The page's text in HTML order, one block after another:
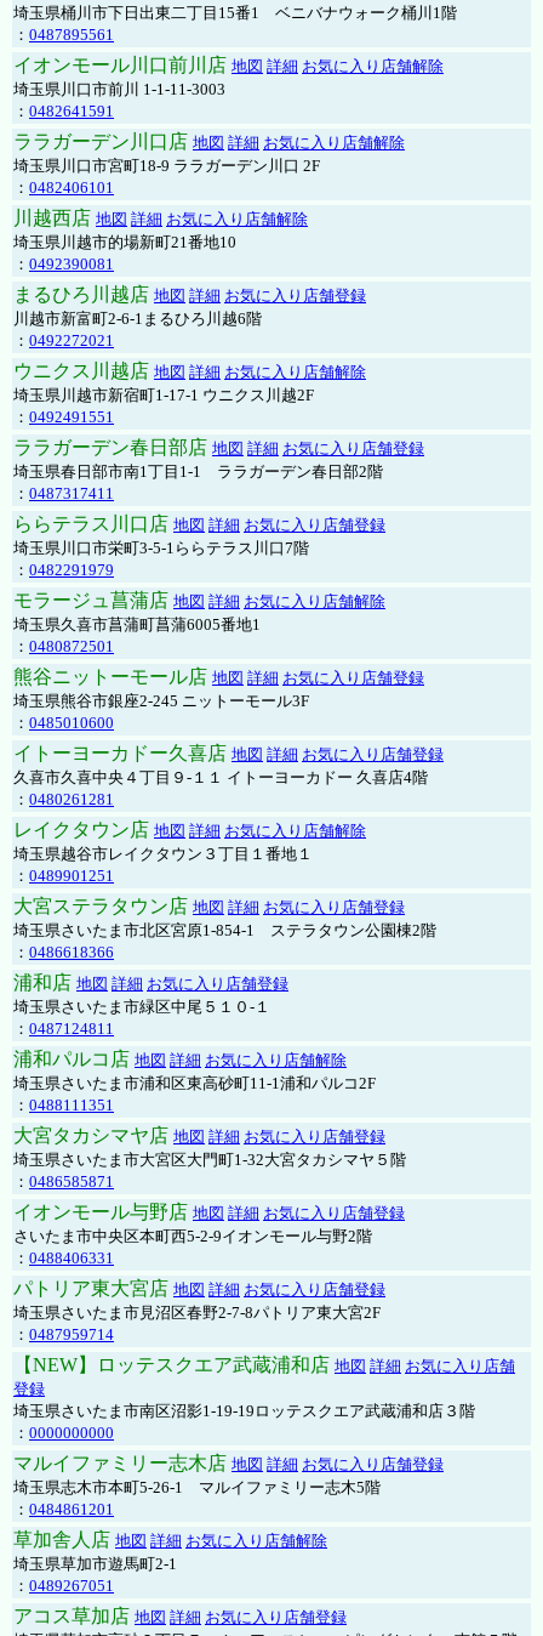
埼玉県桶川市下日出東二丁目15番1 ベニバナウォーク桶川1階
： 0487895561
イオンモール川口前川店 地図 詳細 お気に入り店舗解除
埼玉県川口市前川 1-1-11-3003
： 0482641591
ララガーデン川口店 地図 詳細 お気に入り店舗解除
埼玉県川口市宮町18-9 ララガーデン川口 2F
： 0482406101
川越西店 地図 詳細 お気に入り店舗解除
埼玉県川越市的場新町21番地10
： 0492390081
まるひろ川越店 地図 詳細 お気に入り店舗登録
川越市新富町2-6-1まるひろ川越6階
： 0492272021
ウニクス川越店 地図 詳細 お気に入り店舗解除
埼玉県川越市新宿町1-17-1 ウニクス川越2F
： 0492491551
ララガーデン春日部店 地図 詳細 お気に入り店舗登録
埼玉県春日部市南1丁目1-1 ララガーデン春日部2階
： 0487317411
ららテラス川口店 地図 詳細 お気に入り店舗登録
埼玉県川口市栄町3-5-1ららテラス川口7階
： 0482291979
モラージュ菖蒲店 地図 詳細 お気に入り店舗解除
埼玉県久喜市菖蒲町菖蒲6005番地1
： 0480872501
熊谷ニットーモール店 地図 詳細 お気に入り店舗登録
埼玉県熊谷市銀座2-245 ニットーモール3F
： 0485010600
イトーヨーカドー久喜店 地図 詳細 お気に入り店舗登録
久喜市久喜中央４丁目９-１１ イトーヨーカドー 久喜店4階
： 0480261281
レイクタウン店 地図 詳細 お気に入り店舗解除
埼玉県越谷市レイクタウン３丁目１番地１
： 0489901251
大宮ステラタウン店 地図 詳細 お気に入り店舗登録
埼玉県さいたま市北区宮原1-854-1 ステラタウン公園棟2階
： 0486618366
浦和店 地図 詳細 お気に入り店舗登録
埼玉県さいたま市緑区中尾５１０-１
： 0487124811
浦和パルコ店 地図 詳細 お気に入り店舗解除
埼玉県さいたま市浦和区東高砂町11-1浦和パルコ2F
： 0488111351
大宮タカシマヤ店 地図 詳細 お気に入り店舗登録
埼玉県さいたま市大宮区大門町1-32大宮タカシマヤ５階
： 0486585871
イオンモール与野店 地図 詳細 お気に入り店舗登録
さいたま市中央区本町西5-2-9イオンモール与野2階
： 0488406331
パトリア東大宮店 地図 詳細 お気に入り店舗登録
埼玉県さいたま市見沼区春野2-7-8パトリア東大宮2F
： 0487959714
【NEW】ロッテスクエア武蔵浦和店 地図 詳細 お気に入り店舗
登録
埼玉県さいたま市南区沼影1-19-19ロッテスクエア武蔵浦和店３階
： 0000000000
マルイファミリー志木店 地図 詳細 お気に入り店舗登録
埼玉県志木市本町5-26-1 マルイファミリー志木5階
： 0484861201
草加舎人店 地図 詳細 お気に入り店舗解除
埼玉県草加市遊馬町2-1
： 0489267051
アコス草加店 地図 詳細 お気に入り店舗登録